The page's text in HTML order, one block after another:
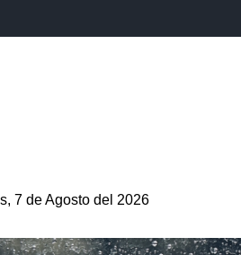
SALUD DEPORTES
7 de Agosto del 2026